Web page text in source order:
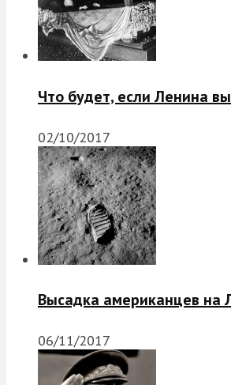
Что будет, если Ленина
02/10/2017
Высадка американцев на
06/11/2017